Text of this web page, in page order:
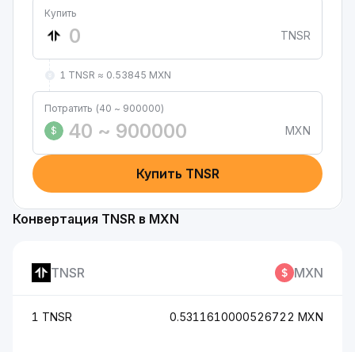
Купить
TNSR
1 TNSR ≈ 0.53845 MXN
Потратить (40 ~ 900000)
$
MXN
Купить TNSR
Конвертация TNSR в MXN
TNSR MXN
1 TNSR 0.5311610000526722 MXN